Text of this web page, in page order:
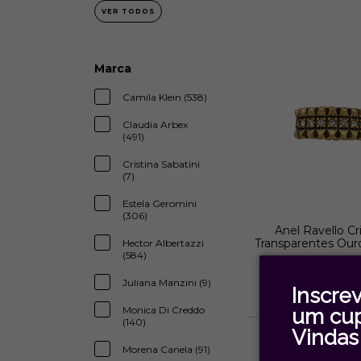
um
Vindas
VER TODOS
Marca
Camila Klein (538)
Claudia Arbex
(491)
Cristina Sabatini
(7)
Estela Geromini
(306)
Hector Albertazzi
(584)
Juliana Manzini (9)
Monica Di Creddo
(140)
Morena Canela (91)
Anel Ravello
Transparentes
Estela
x deR$159,00